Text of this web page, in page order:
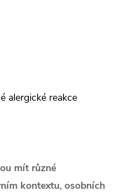
alergické reakce
mít různé
kontextu, osobních